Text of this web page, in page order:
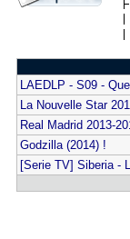
LAEDLP - S09 -
La Nouvelle Star
Real Madrid 2013-
Godzilla (2014) !
[Serie TV] Siberia -